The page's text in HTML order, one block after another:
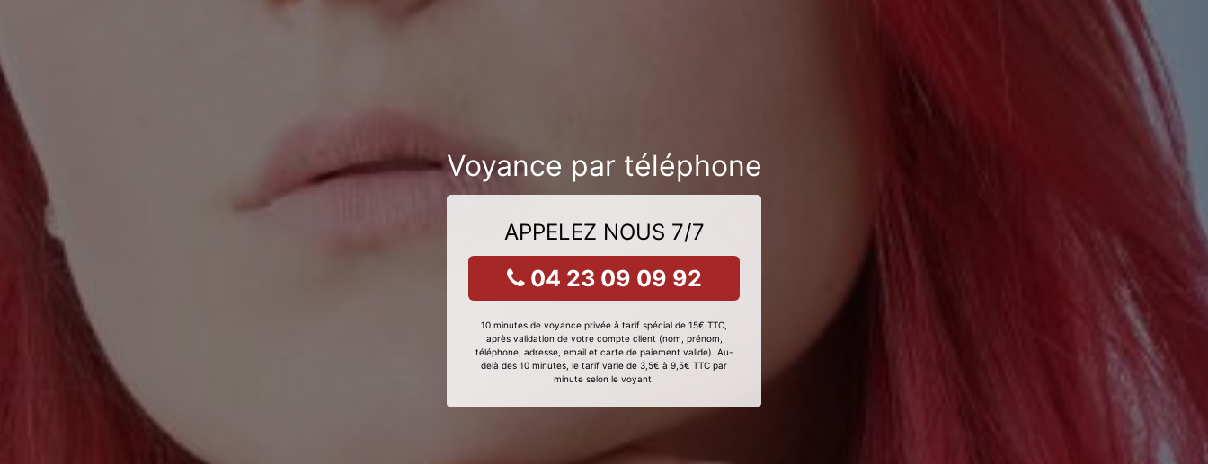
Voyance par téléphone
APPELEZ NOUS 7/7
04 23 09 09 92
10 minutes de voyance privée à tarif spécial de 15€ TTC,
après validation de votre compte client (nom, prénom,
téléphone, adresse, email et carte de paiement valide). Au-
delà des 10 minutes, le tarif varie de 3,5€ à 9,5€ TTC par
minute selon le voyant.